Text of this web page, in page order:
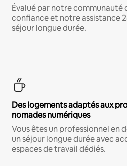
Évalué par notre communauté
confiance et notre assistance
séjour longue durée.
Des logements adaptés aux
nomades numériques
Vous êtes un professionnel en
un séjour longue durée avec
espaces de travail dédiés.